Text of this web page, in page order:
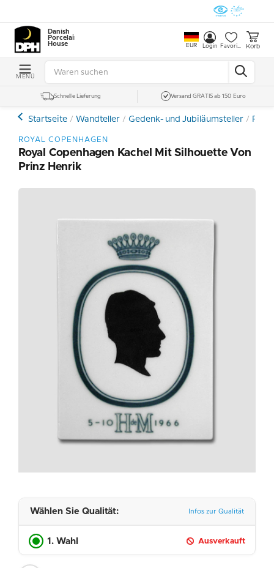
Danish
Porcelain
House
EUR Login Favoriten Korb
MENÜ
Schnelle Lieferung Versand GRATIS ab 150 Euro
Startseite Wandteller Gedenk- und Jubiläumsteller
ROYAL COPENHAGEN
Royal Copenhagen Kachel Mit Silhouette Von
Prinz Henrik
Wählen Sie Qualität: Infos zur Qualität
1. Wahl Ausverkauft